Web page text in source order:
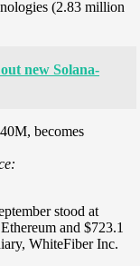
(2.83 million
new Solana-
stood at
and $723.1
WhiteFiber Inc.